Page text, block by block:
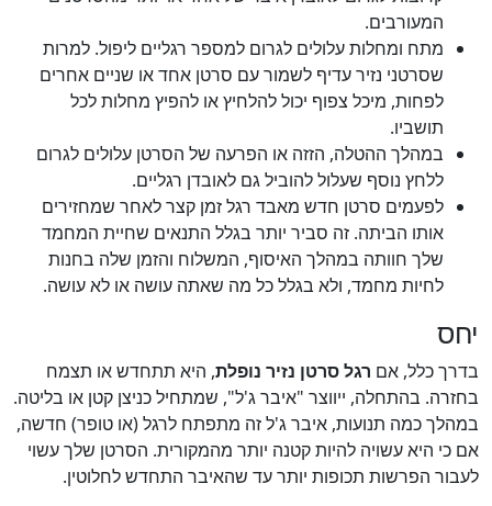
המעורבים.
מתח ומחלות עלולים לגרום למספר רגליים ליפול. למרות
שסרטני נזיר עדיף לשמור עם סרטן אחד או שניים אחרים
לפחות, מיכל צפוף יכול להלחיץ או להפיץ מחלות לכל
תושביו.
במהלך ההטלה, הזזה או הפרעה של הסרטן עלולים לגרום
ללחץ נוסף שעלול להוביל גם לאובדן רגליים.
לפעמים סרטן חדש מאבד רגל זמן קצר לאחר שמחזירים
אותו הביתה. זה סביר יותר בגלל התנאים שחיית המחמד
שלך חוותה במהלך האיסוף, המשלוח והזמן שלה בחנות
לחיות מחמד, ולא בגלל כל מה שאתה עושה או לא עושה.
יחס
בדרך כלל, אם רגל סרטן נזיר נופלת, היא תתחדש או תצמח
בחזרה. בהתחלה, ייווצר "איבר ג'ל", שמתחיל כניצן קטן או בליטה.
במהלך כמה תנועות, איבר ג'ל זה מתפתח לרגל (או טופר) חדשה,
אם כי היא עשויה להיות קטנה יותר מהמקורית. הסרטן שלך עשוי
לעבור הפרשות תכופות יותר עד שהאיבר התחדש לחלוטין.